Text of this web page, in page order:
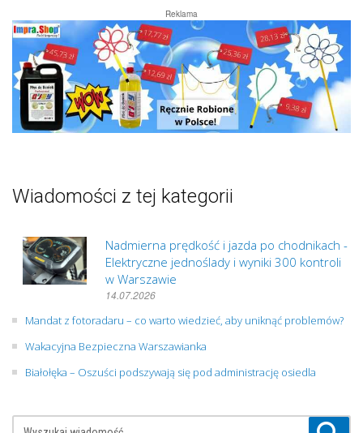
Reklama
Wiadomości z tej kategorii
Nadmierna prędkość i jazda po chodnikach -
Elektryczne jednoślady i wyniki 300 kontroli
w Warszawie
14.07.2026
Mandat z fotoradaru – co warto wiedzieć, aby uniknąć problemów?
Wakacyjna Bezpieczna Warszawianka
Białołęka – Oszuści podszywają się pod administrację osiedla